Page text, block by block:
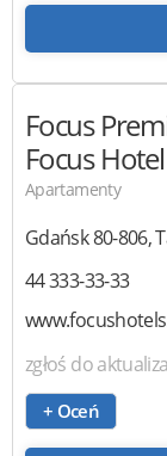
Focus
Focus Hotel
Apartamenty
Gdańsk80-806,
44 333-33-33
zgłoś do
+ Oceń